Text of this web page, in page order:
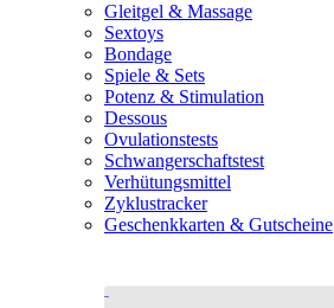
Gleitgel & Massage
Sextoys
Bondage
Spiele & Sets
Potenz & Stimulation
Dessous
Ovulationstests
Schwangerschaftstest
Verhütungsmittel
Zyklustracker
Geschenkkarten & Gutscheine